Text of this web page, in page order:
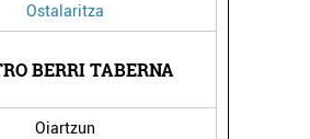
Ostalaritza
BERRI TABERNA
Oiartzun